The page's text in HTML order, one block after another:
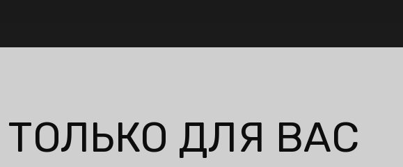
ТОЛЬКО ДЛЯ ВАС